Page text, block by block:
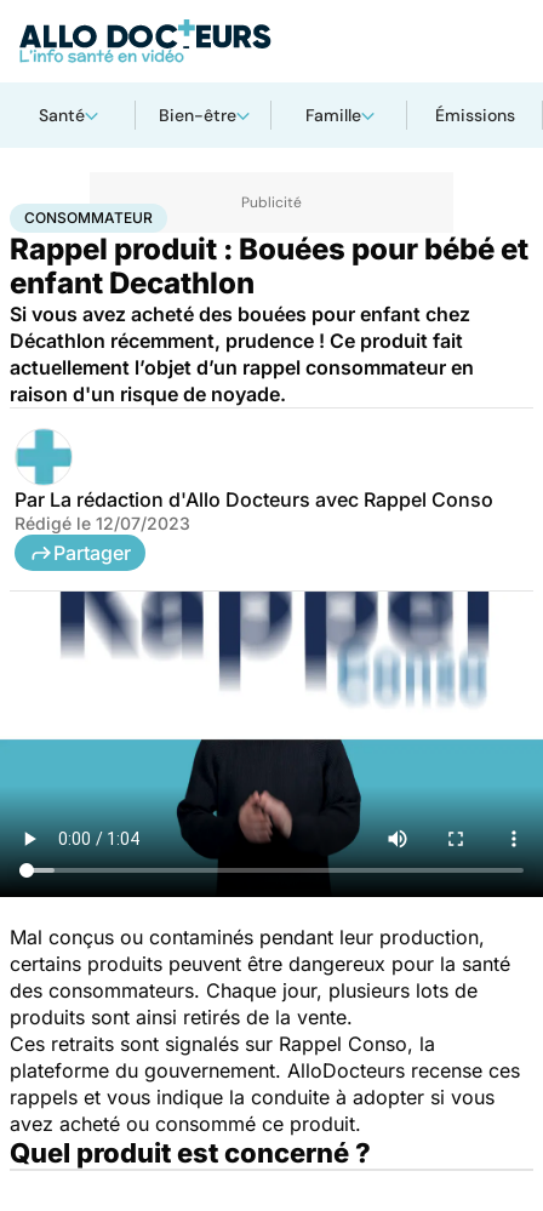
Santé Bien-être Famille Émissions
AccueilSantéConsommateur
CONSOMMATEUR
Rappel produit : Bouées pour bébé et
enfant Decathlon
Si vous avez acheté des bouées pour enfant chez
Décathlon récemment, prudence ! Ce produit fait
actuellement l’objet d’un rappel consommateur en
raison d'un risque de noyade.
Par La rédaction d'Allo Docteurs avec Rappel Conso
Rédigé le 12/07/2023
Partager
Mal conçus ou contaminés pendant leur production,
certains produits peuvent être dangereux pour la santé
des consommateurs. Chaque jour, plusieurs lots de
produits sont ainsi retirés de la vente.
Ces retraits sont signalés sur Rappel Conso, la
plateforme du gouvernement. AlloDocteurs recense ces
rappels et vous indique la conduite à adopter si vous
avez acheté ou consommé ce produit.
Quel produit est concerné ?